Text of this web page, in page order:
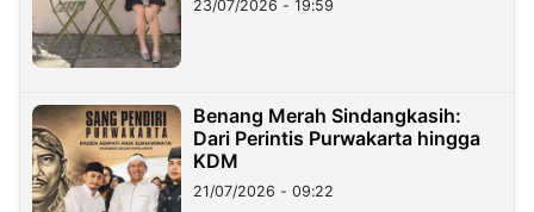
23/07/2026 - 19:59
Benang Merah Sindangkasih:
Dari Perintis Purwakarta hingga
KDM
21/07/2026 - 09:22